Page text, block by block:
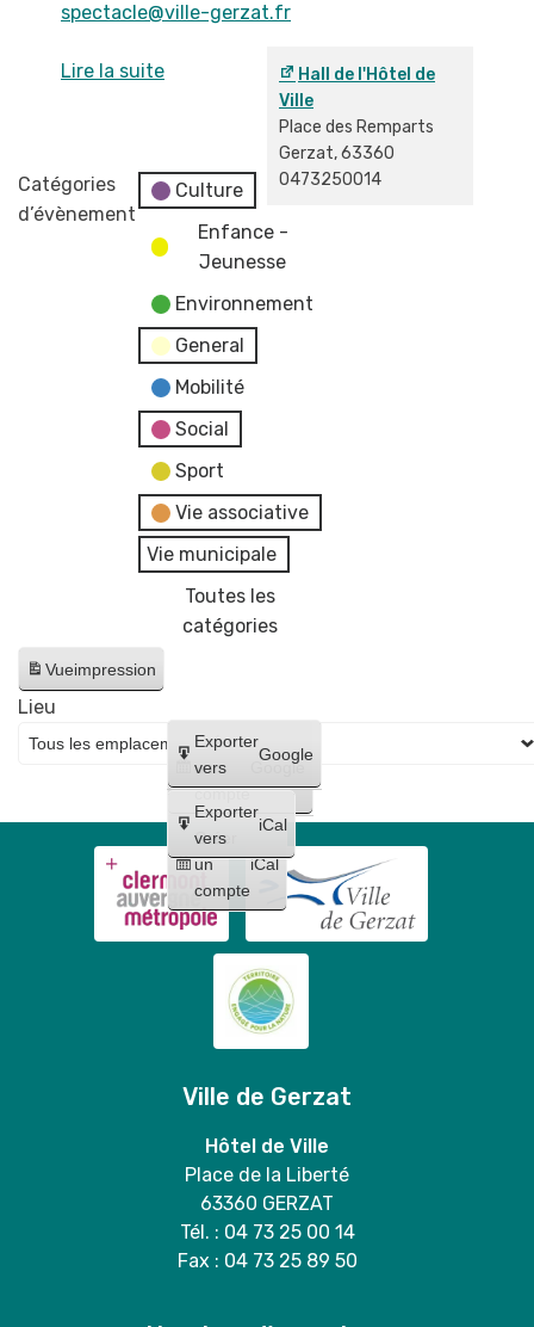
spectacle@ville-gerzat.fr
Hall de l'Hôtel de
Ville
Place des Remparts
Gerzat,63360
0473250014
Lire la suite
Catégories
d’évènement
Culture
Enfance -
Jeunesse
Environnement
General
Mobilité
Social
Sport
Vie associative
Vie municipale
Toutes les
catégories
Vueimpression
Créer
un
compte
Google
Créer
un
compte
iCal
Exporter
vers
Google
Exporter
vers
iCal
Lieu
Ville de Gerzat
Hôtel de Ville
Place de la Liberté
63360 GERZAT
Tél. : 04 73 25 00 14
Fax : 04 73 25 89 50